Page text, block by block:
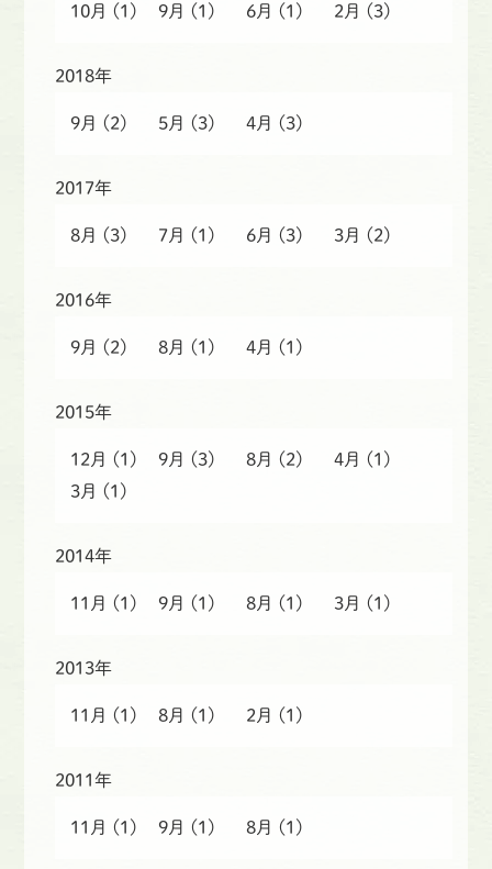
10月 (1) 9月 (1) 6月 (1) 2月 (3)
2018年
9月 (2) 5月 (3) 4月 (3)
2017年
8月 (3) 7月 (1) 6月 (3) 3月 (2)
2016年
9月 (2) 8月 (1) 4月 (1)
2015年
12月 (1) 9月 (3) 8月 (2) 4月
(1)
3月
(1)
2014年
11月 (1) 9月 (1) 8月 (1) 3月 (1)
2013年
11月 (1) 8月 (1) 2月 (1)
2011年
11月 (1) 9月 (1) 8月 (1)